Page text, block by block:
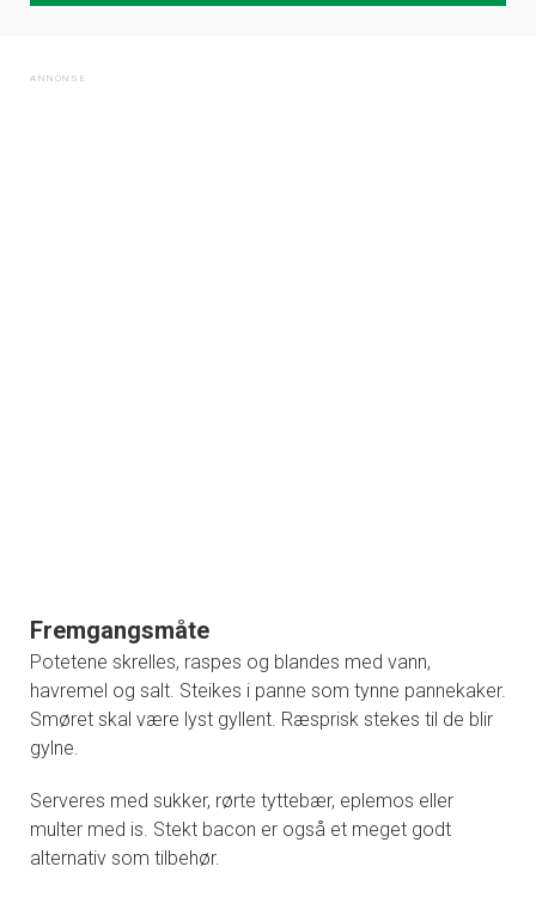
Fremgangsmåte
Potetene skrelles, raspes og blandes med vann,
havremel og salt. Steikes i panne som tynne pannekaker.
Smøret skal være lyst gyllent. Ræsprisk stekes til de blir
gylne.
Serveres med sukker, rørte tyttebær, eplemos eller
multer med is. Stekt bacon er også et meget godt
alternativ som tilbehør.